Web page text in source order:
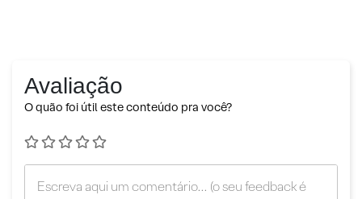
Avaliação
O quão foi útil este conteúdo pra você?